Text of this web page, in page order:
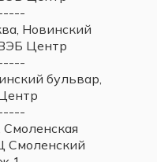
Новинский
Центр
бульвар,
Смоленская
Смоленский